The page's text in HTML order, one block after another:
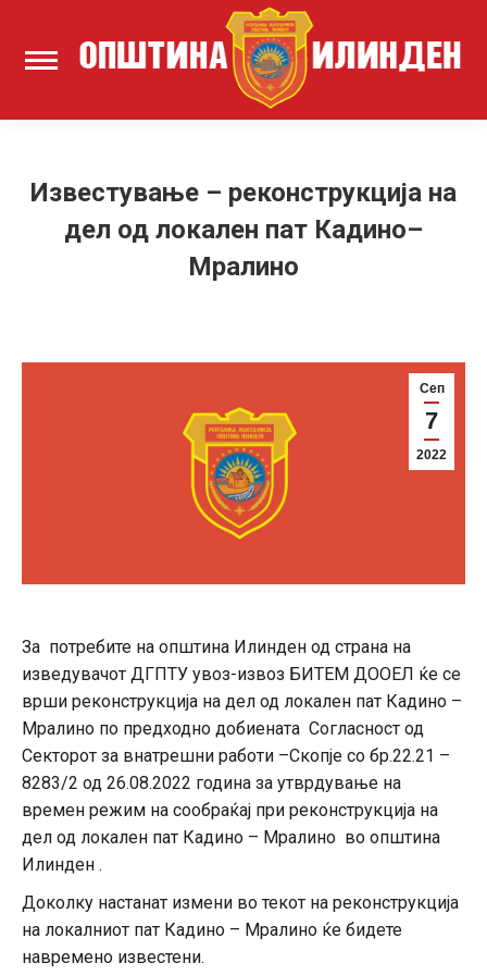
Известување – реконструкција на
дел од локален пат Кадино–
Мралино
Сеп
7
2022
За потребите на општина Илинден од страна на
изведувачот ДГПТУ увоз-извоз БИТЕМ ДООЕЛ ќе се
врши реконструкција на дел од локален пат Кадино –
Мралино по предходно добиената Согласност од
Секторот за внатрешни работи –Скопје со бр.22.21 –
8283/2 од 26.08.2022 година за утврдување на
времен режим на сообраќај при реконструкција на
дел од локален пат Кадино – Мралино во општина
Илинден .
Доколку настанат измени во текот на реконструкција
на локалниот пат Кадино – Мралино ќе бидете
навремено известени.